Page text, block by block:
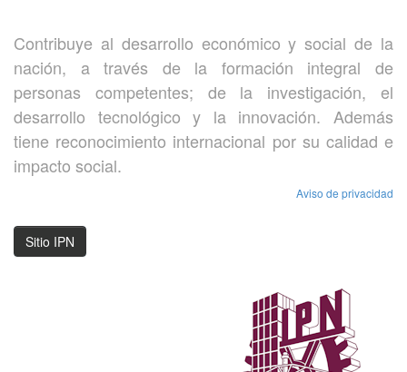
Contribuye al desarrollo económico y social de la
nación, a través de la formación integral de
personas competentes; de la investigación, el
desarrollo tecnológico y la innovación. Además
tiene reconocimiento internacional por su calidad e
impacto social.
Aviso de privacidad
Sitio IPN